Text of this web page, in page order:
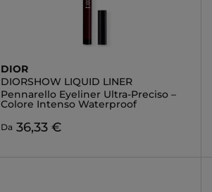
DIOR
DIORSHOW LIQUID LINER
Pennarello Eyeliner Ultra-Preciso –
Colore Intenso Waterproof
Da 36,33 €